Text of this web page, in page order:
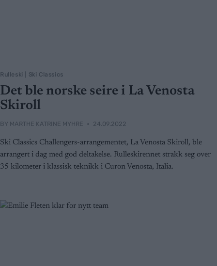
Rulleski Ski Classics
Det ble norske seire i La Venosta
Skiroll
BY MARTHE KATRINE MYHRE 24.09.2022
Ski Classics Challengers-arrangementet, La Venosta Skiroll, ble
arrangert i dag med god deltakelse. Rulleskirennet strakk seg over
35 kilometer i klassisk teknikk i Curon Venosta, Italia.